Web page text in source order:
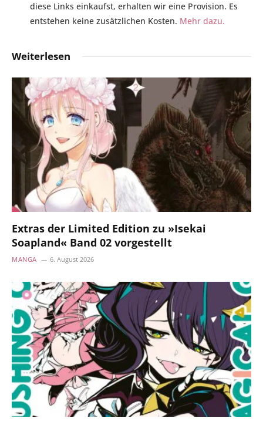
diese Links einkaufst, erhalten wir eine Provision. Es
entstehen keine zusätzlichen Kosten. Mehr dazu.
Weiterlesen
Extras der Limited Edition zu »Isekai
Soapland« Band 02 vorgestellt
MANGA 6. August 2026